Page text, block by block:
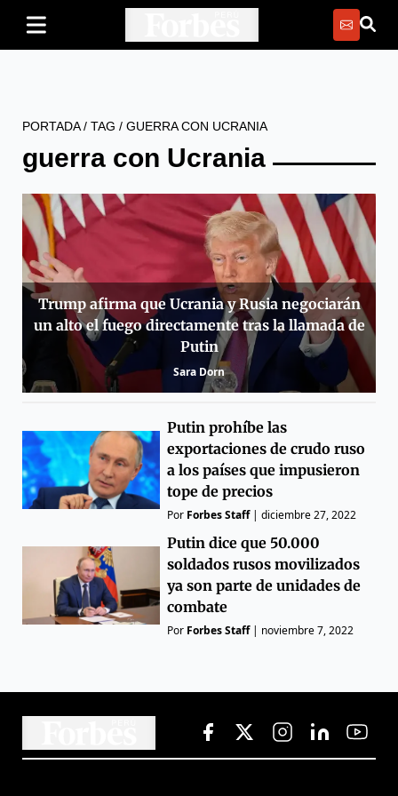
PORTADA/ TAG / GUERRA CON UCRANIA
guerra con Ucrania
Trump afirma que Ucrania y Rusia negociarán
un alto el fuego directamente tras la llamada de
Putin
Sara Dorn
Putin prohíbe las
exportaciones de crudo ruso
a los países que impusieron
tope de precios
Por Forbes Staff|diciembre 27, 2022
Putin dice que 50.000
soldados rusos movilizados
ya son parte de unidades de
combate
Por Forbes Staff| noviembre 7, 2022